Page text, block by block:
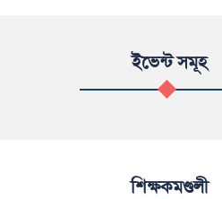
ইভেন্ট সমূহ
শিক্ষকমণ্ডলী